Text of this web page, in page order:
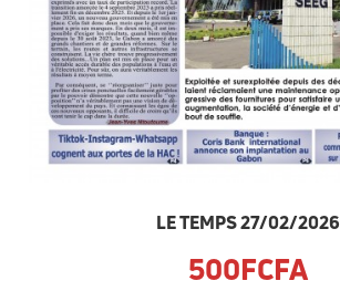
LE TEMPS 27/02/2026
500FCFA